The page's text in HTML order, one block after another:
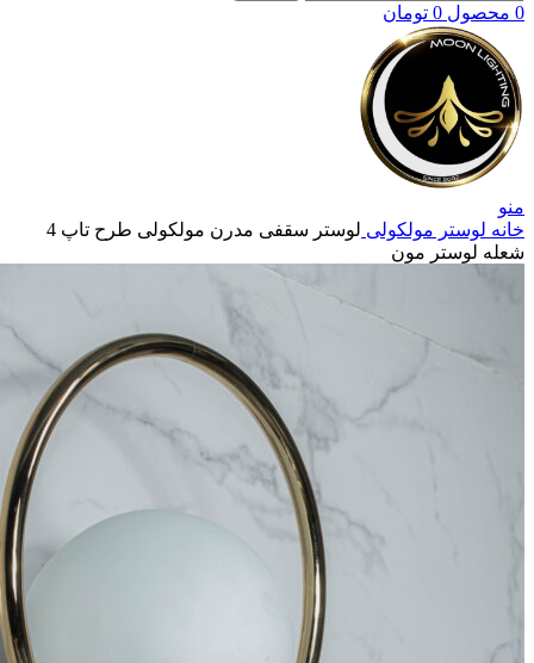
0 محصول 0 تومان
منو
خانه لوستر مولکولی
لوستر سقفی مدرن مولکولی طرح تاپ 4
شعله لوستر مون